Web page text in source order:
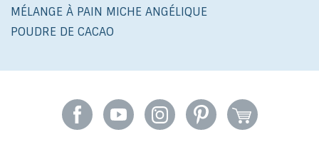
MÉLANGE À PAIN MICHE ANGÉLIQUE
POUDRE DE CACAO